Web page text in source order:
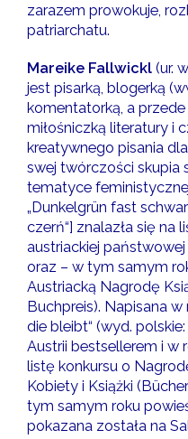
zarazem prowokuje,
patriarchatu.
Mareike Fallwickl (ur.
jest pisarką, blogerką (
komentatorką, a
miłośniczką literatury i
kreatywnego pisania
swej twórczości skupia
tematyce
„Dunkelgrün fast
czerń“] znalazła się na
austriackiej
oraz – w tym samym
Austriacką Nagrodę
Buchpreis). Napisana w
die bleibt“ (wyd. polskie:
Austrii bestsellerem i w
listę konkursu o
Kobiety i Książki
tym samym roku
pokazana została na